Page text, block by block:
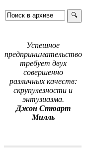
Успешное
предпринимательство
требует двух
совершенно
различных качеств:
скрупулезности и
энтузиазма.
Джон Стюарт
Милль